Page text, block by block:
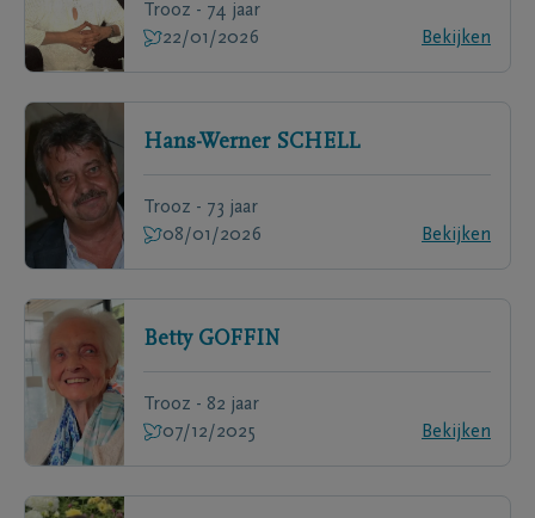
Trooz - 74 jaar
22/01/2026
Bekijken
Hans-Werner SCHELL
Trooz - 73 jaar
08/01/2026
Bekijken
Betty GOFFIN
Trooz - 82 jaar
07/12/2025
Bekijken